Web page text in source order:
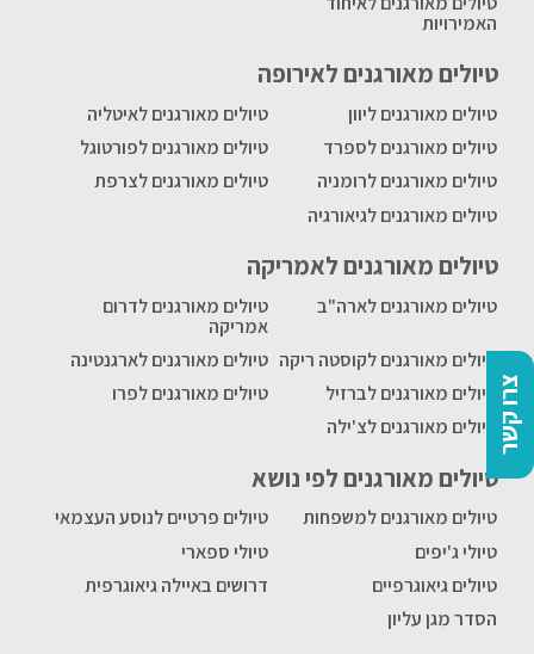
צרו קשר
האמירויות
טיולים מאורגנים לאירופה
טיולים מאורגנים ליוון
טיולים מאורגנים לאיטליה
טיולים מאורגנים לספרד
טיולים מאורגנים לפורטוגל
טיולים מאורגנים לרומניה
טיולים מאורגנים לצרפת
טיולים מאורגנים לגיאורגיה
טיולים מאורגנים לאמריקה
טיולים מאורגנים לארה"ב
טיולים מאורגנים לדרום
אמריקה
טיולים מאורגנים לקוסטה ריקה טיולים מאורגנים לארגנטינה
טיולים מאורגנים לברזיל
טיולים מאורגנים לפרו
טיולים מאורגנים לצ'ילה
טיולים מאורגנים לפי נושא
טיולים מאורגנים למשפחות
טיולים פרטיים לנוסע העצמאי
טיולי ג'יפים
טיולי ספארי
טיולים גיאוגרפיים
דרושים באיילה גיאוגרפית
הסדר מגן עליון